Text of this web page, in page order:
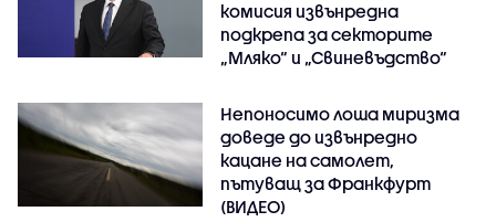
комисия извънредна
подкрепа за секторите
„Мляко“ и „Свиневъдство“
Непоносимо лоша миризма
доведе до извънредно
кацане на самолет,
пътуващ за Франкфурт
(ВИДЕО)